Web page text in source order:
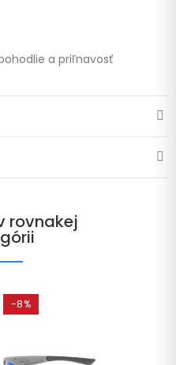
a priľnavosť
rovnakej
-8%